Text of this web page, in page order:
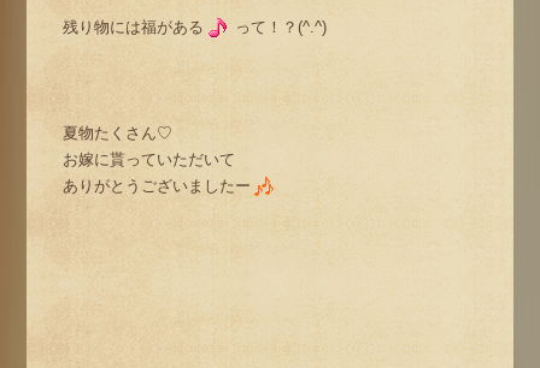
残り物には福がある って！？(^.^)
夏物たくさん♡
お嫁に貰っていただいて
ありがとうございましたー